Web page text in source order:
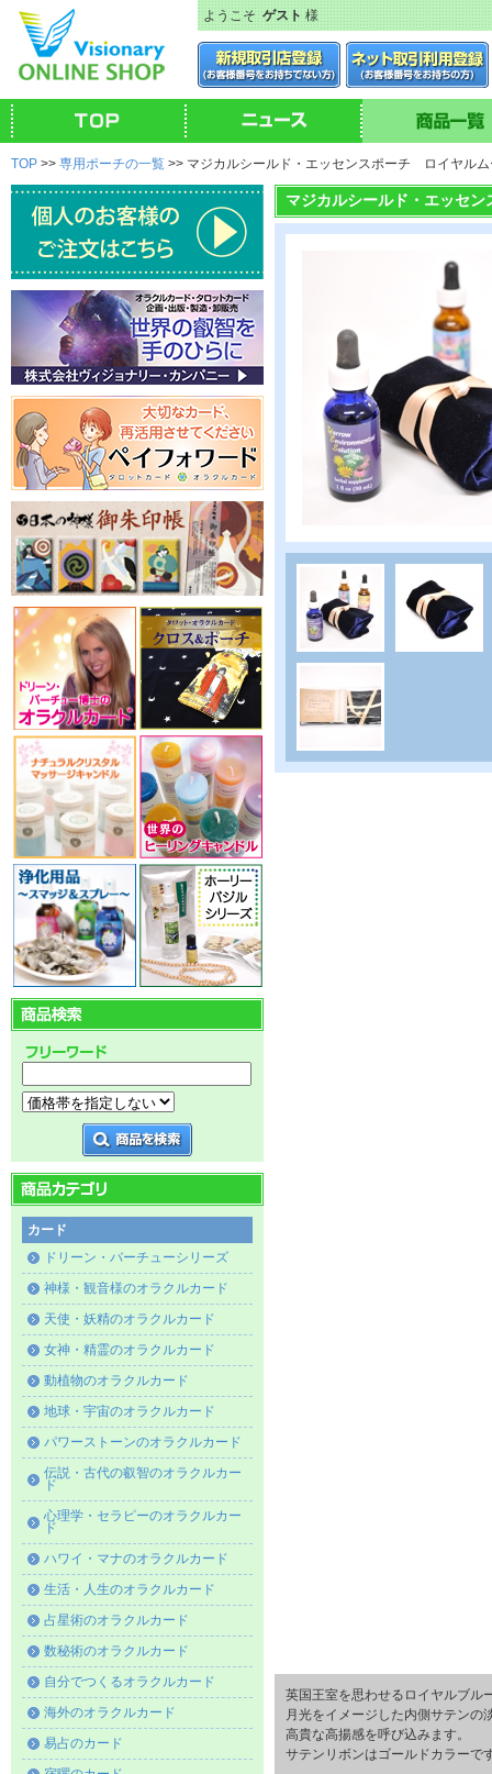
ようこそゲスト様
TOP >> 専用ポーチの一覧 >> マジカルシールド・エッセンスポーチ ロイヤルム
カード
ドリーン・バーチューシリーズ
神様・観音様のオラクルカード
天使・妖精のオラクルカード
女神・精霊のオラクルカード
動植物のオラクルカード
地球・宇宙のオラクルカード
パワーストーンのオラクルカード
伝説・古代の叡智のオラクルカー
ド
心理学・セラピーのオラクルカー
ド
ハワイ・マナのオラクルカード
生活・人生のオラクルカード
占星術のオラクルカード
数秘術のオラクルカード
自分でつくるオラクルカード
海外のオラクルカード
易占のカード
マジカルシールド・エッセ
英国王室を思わせるロイヤルブル
月光をイメージした内側サテンの
高貴な高揚感を呼び込みます。
サテンリボンはゴールドカラーで